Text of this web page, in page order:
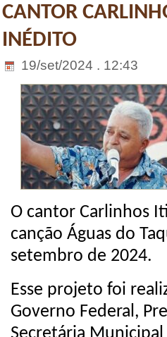
CANTOR
INÉDITO
19/set/2024 . 12:43
O cantor Carlinhos
canção Águas do
setembro de 2024.
Esse projeto foi
Governo Federal,